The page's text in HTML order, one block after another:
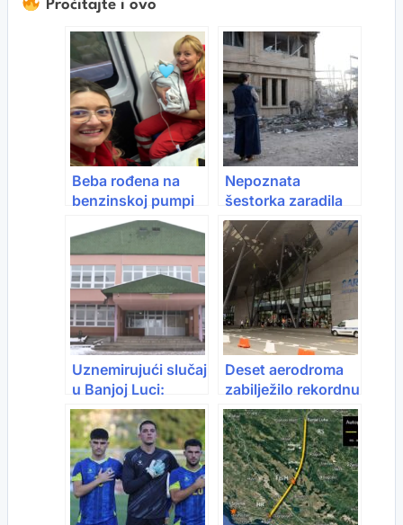
Pročitajte i ovo
Beba rođena na
benzinskoj pumpi
Gazprom:
“Najvažnije da je
zaplakalo”
Nepoznata
šestorka zaradila
1.2 miliona dolara u
klađenju na napad
na Iran
Uznemirujući slučaj
u Banjoj Luci:
Osnovac u školu
donio “listu za
odstrel”!
Deset aerodroma
zabilježilo rekordnu
godinu: Među
njima Sarajevo i
Banja Luka